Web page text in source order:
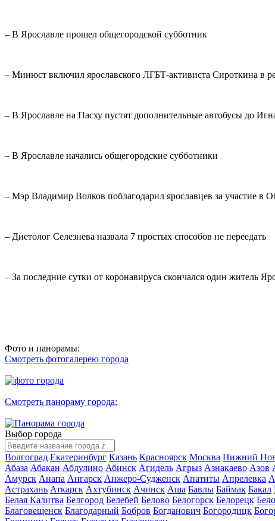
– В Ярославле прошел общегородской субботник
– Минюст включил ярославского ЛГБТ-активиста Сироткина в
– В Ярославле на Пасху пустят дополнительные автобусы до
– В Ярославле начались общегородские субботники
– Мэр Владимир Волков поблагодарил ярославцев за участие в
– Диетолог Селезнева назвала 7 простых способов не переедать
– За последние сутки от коронавируса скончался один житель
Фото и панорамы:
Смотреть фотогалерею города
Смотреть панораму города:
Выбор города
Волгоград Екатеринбург Казань Красноярск Москва Нижний
Абаза Абакан Абдулино Абинск Агидель Агрыз Азнакаево Азов
Амурск Анапа Ангарск Анжеро-Судженск Апатиты Апрелевка
Астрахань Аткарск Ахтубинск Ачинск Аша Бавлы Баймак Бакал
Белая Калитва Белгород Белебей Белово Белогорск Белорецк
Благовещенск Благодарный Бобров Богданович Богородицк